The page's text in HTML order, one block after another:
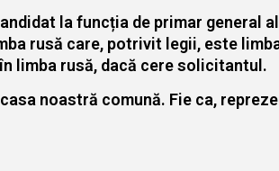
la funcția de primar general
rusă care, potrivit legii, este
limba rusă, dacă cere solicitantul.
noastră comună. Fie ca,